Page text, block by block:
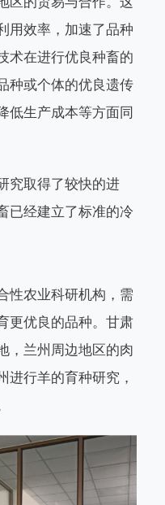
用效率，加速了品种
术在进行优良种畜的
种或个体的优良遗传
低生产成本等方面同
究取得了较快的进
已经建立了标准的冷
性农业科研机构，需
更优良的品种。甘肃
，兰州周边地区的肉
进行羊的育种研究，